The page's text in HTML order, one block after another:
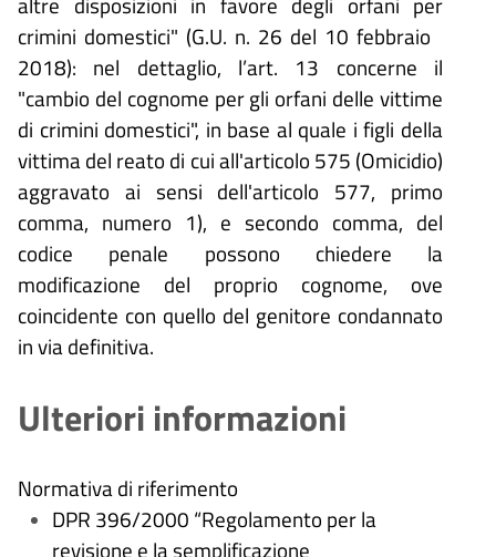
crimini domestici" (G.U. n. 26 del 10 febbraio
2018): nel dettaglio, l’art. 13 concerne il
"cambio del cognome per gli orfani delle vittime
di crimini domestici", in base al quale i figli della
vittima del reato di cui all'articolo 575 (Omicidio)
aggravato ai sensi dell'articolo 577, primo
comma, numero 1), e secondo comma, del
codice penale possono chiedere la
modificazione del proprio cognome, ove
coincidente con quello del genitore condannato
in via definitiva.
Ulteriori informazioni
Normativa di riferimento
DPR 396/2000 “Regolamento per la
revisione e la semplificazione